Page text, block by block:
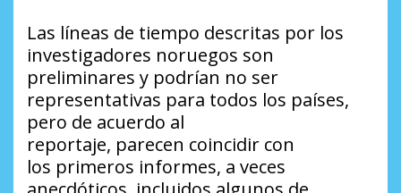
Las líneas de tiempo descritas por los
investigadores noruegos son
preliminares y podrían no ser
representativas para todos los países,
pero de acuerdo al
reportaje, parecen coincidir con
los primeros informes, a veces